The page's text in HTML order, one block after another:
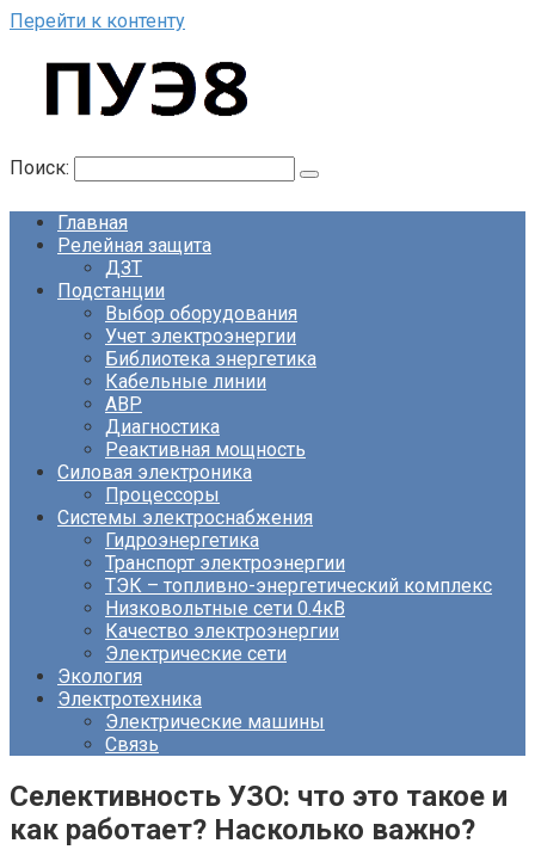
Перейти к контенту
Поиск:
Главная
Релейная защита
ДЗТ
Подстанции
Выбор оборудования
Учет электроэнергии
Библиотека энергетика
Кабельные линии
АВР
Диагностика
Реактивная мощность
Силовая электроника
Процессоры
Системы электроснабжения
Гидроэнергетика
Транспорт электроэнергии
ТЭК – топливно-энергетический комплекс
Низковольтные сети 0.4кВ
Качество электроэнергии
Электрические сети
Экология
Электротехника
Электрические машины
Связь
Селективность УЗО: что это такое и
как работает? Насколько важно?